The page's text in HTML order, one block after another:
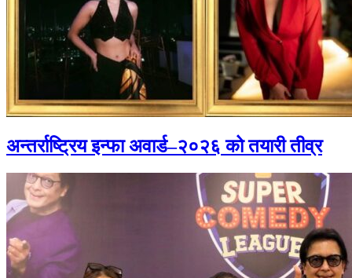
अन्तर्राष्ट्रिय इन्फा अवार्ड–२०२६ को तयारी तीव्र